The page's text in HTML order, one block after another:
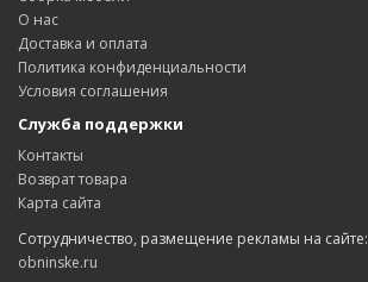
О нас
Доставка и оплата
Политика конфиденциальности
Условия соглашения
Служба поддержки
Контакты
Возврат товара
Карта сайта
Сотрудничество, размещение рекламы на сайте:
obninske.ru